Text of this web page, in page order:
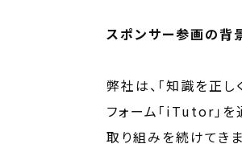
スポンサー参画の背
弊社は、「知識を正
フォーム「iTutor」
取り組みを続けてきま